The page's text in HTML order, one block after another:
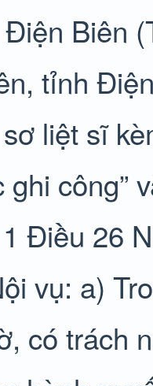
Biên
tỉnh
liệt sĩ
ghi công”
Điều 26
vụ: a)
có trách